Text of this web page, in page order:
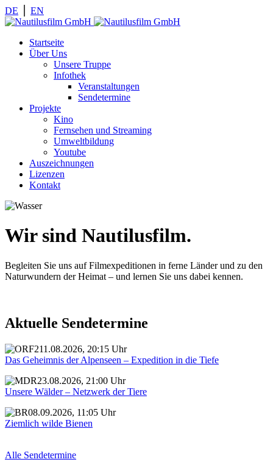
DE EN
Startseite
Über Uns
Unsere Truppe
Infothek
Veranstaltungen
Sendetermine
Projekte
Kino
Fernsehen und Streaming
Umweltbildung
Youtube
Auszeichnungen
Lizenzen
Kontakt
Wir sind Nautilusfilm.
Begleiten Sie uns auf Filmexpeditionen in ferne Länder und zu den
Naturwundern der Heimat – und lernen Sie uns dabei kennen.
Aktuelle Sendetermine
11.08.2026, 20:15 Uhr
Das Geheimnis der Alpenseen – Expedition in die Tiefe
23.08.2026, 21:00 Uhr
Unsere Wälder – Netzwerk der Tiere
08.09.2026, 11:05 Uhr
Ziemlich wilde Bienen
Alle Sendetermine